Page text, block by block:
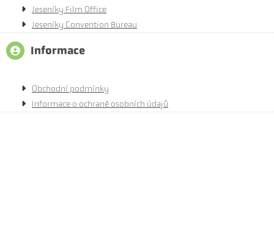
Jeseníky Film Office
Jeseníky Convention Bureau
Informace
Obchodní podmínky
Informace o ochraně osobních údajů